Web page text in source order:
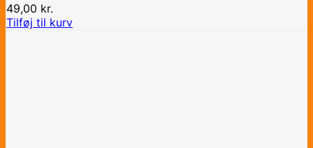
49,00 kr.
Tilføj til kurv